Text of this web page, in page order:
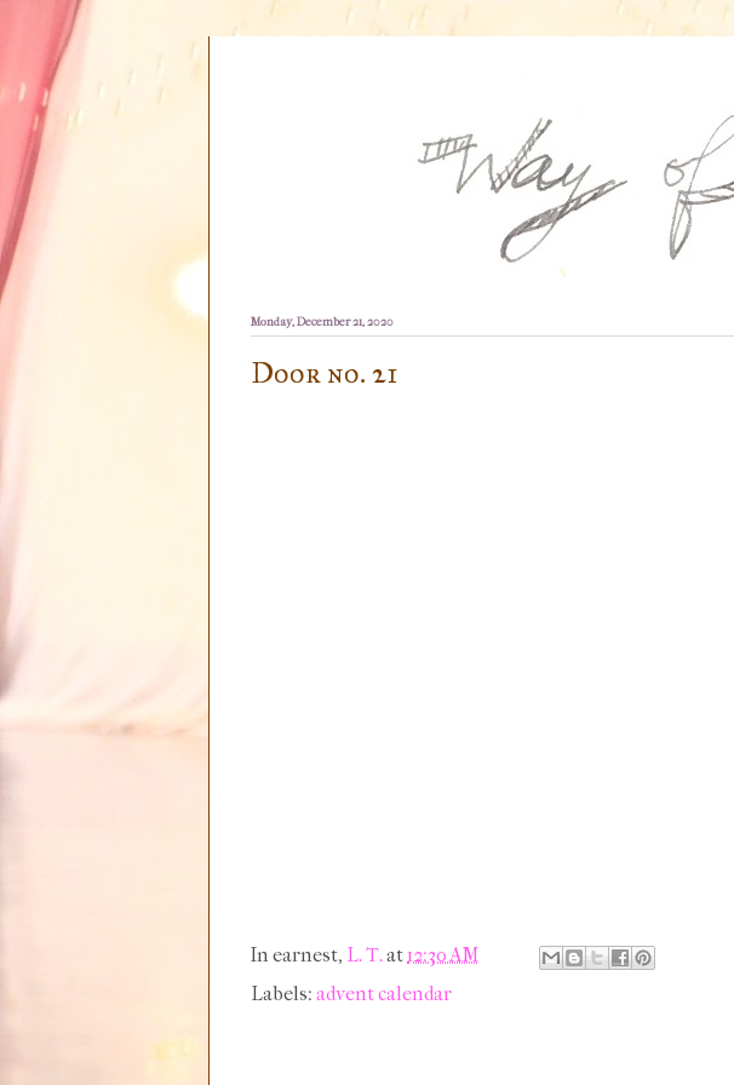
Monday, December 21, 2020
Door no. 21
In earnest, L. T.at12:30 AM
Labels: advent calendar